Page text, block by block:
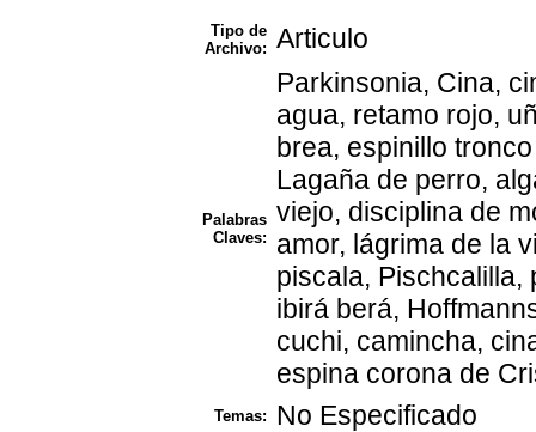
Tipo de
Archivo: Articulo
Palabras
Claves:
Parkinsonia, Cina,
agua, retamo rojo,
brea, espinillo
Lagaña de perro,
viejo, disciplina de
amor, lágrima de la
piscala, Pischcalilla,
ibirá berá,
cuchi, camincha,
espina corona de
Temas: No Especificado